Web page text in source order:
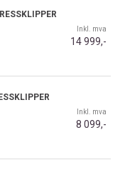
Inkl. mva
14 999,-
Inkl. mva
8 099,-